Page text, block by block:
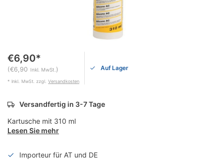
€6,90*
(€6,90 Inkl. MwSt. )
* Inkl. MwSt. zzgl. Versandkosten
Auf Lager
Versandfertig in 3-7 Tage
Kartusche mit 310 ml
Lesen Sie mehr
Importeur für AT und DE